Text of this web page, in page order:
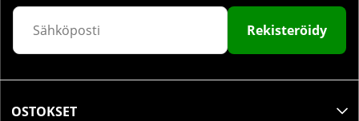
Rekisteröidy
OSTOKSET